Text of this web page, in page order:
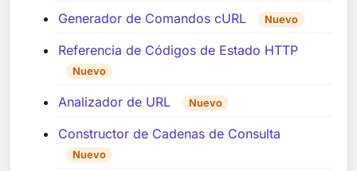
Generador de Comandos cURL Nuevo
Referencia de Códigos de Estado HTTP
Nuevo
Analizador de URL Nuevo
Constructor de Cadenas de Consulta
Nuevo